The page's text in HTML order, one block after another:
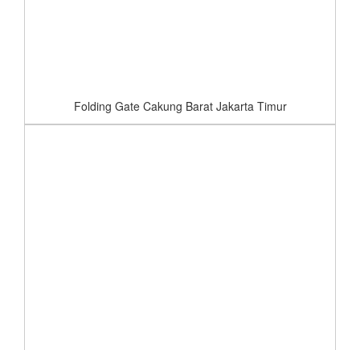
Folding Gate Cakung Barat Jakarta Timur